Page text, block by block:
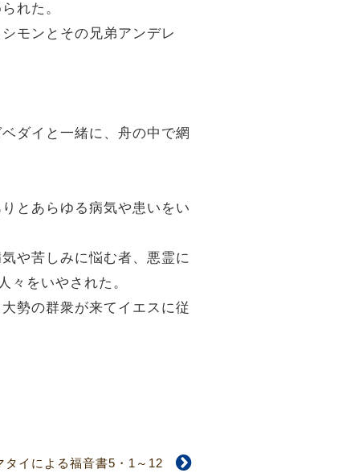
れた。
モンとその兄弟アンデレ
ダイと一緒に、舟の中で網
とあらゆる病気や患いをい
や苦しみに悩む者、悪霊に
々をいやされた。
勢の群衆が来てイエスに従
タイによる福音書5・1～12